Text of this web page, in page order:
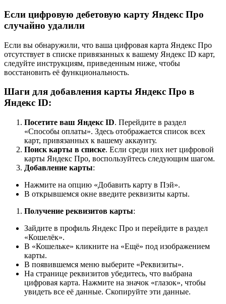
Если цифровую дебетовую карту Яндекс Про
случайно удалили
Если вы обнаружили, что ваша цифровая карта Яндекс Про
отсутствует в списке привязанных к вашему Яндекс ID карт,
следуйте инструкциям, приведенным ниже, чтобы
восстановить её функциональность.
Шаги для добавления карты Яндекс Про в
Яндекс ID:
Посетите ваш Яндекс ID. Перейдите в раздел
«Способы оплаты». Здесь отображается список всех
карт, привязанных к вашему аккаунту.
Поиск карты в списке. Если среди них нет цифровой
карты Яндекс Про, воспользуйтесь следующим шагом.
Добавление карты:
Нажмите на опцию «Добавить карту в Пэй».
В открывшемся окне введите реквизиты карты.
Получение реквизитов карты:
Зайдите в профиль Яндекс Про и перейдите в раздел
«Кошелёк».
В «Кошельке» кликните на «Ещё» под изображением
карты.
В появившемся меню выберите «Реквизиты».
На странице реквизитов убедитесь, что выбрана
цифровая карта. Нажмите на значок «глазок», чтобы
увидеть все её данные. Скопируйте эти данные.